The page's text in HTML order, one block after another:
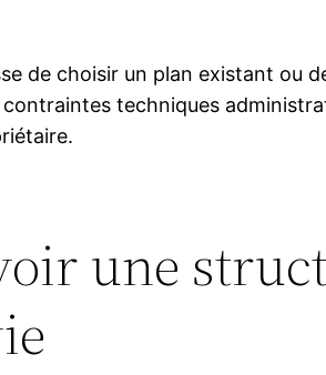
de choisir un plan existant
techniques
une